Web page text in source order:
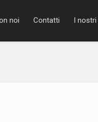
noi Contatti I